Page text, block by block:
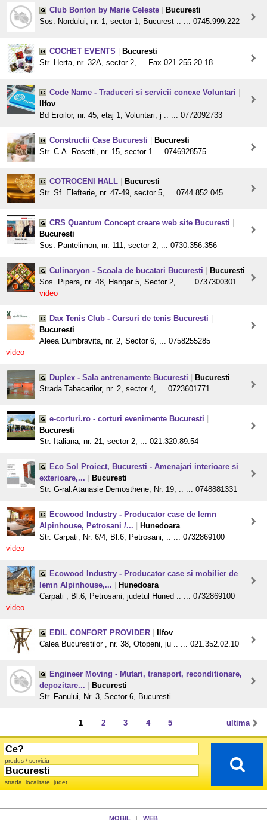
Club Bonton by Marie Celeste
Bucuresti
Sos. Nordului, nr. 1, sector 1, Bucurest .. ... 0745.999.222
COCHET EVENTS
Bucuresti
Str. Herta, nr. 32A, sector 2, ... Fax 021.255.20.18
Code Name - Traduceri si servicii conexe Voluntari
Ilfov
Bd Eroilor, nr. 45, etaj 1, Voluntari, j .. ... 0772092733
Constructii Case Bucuresti
Bucuresti
Str. C.A. Rosetti, nr. 15, sector 1 ... 0746928575
COTROCENI HALL
Bucuresti
Str. Sf. Elefterie, nr. 47-49, sector 5, ... 0744.852.045
CRS Quantum Concept creare web site Bucuresti
Bucuresti
Sos. Pantelimon, nr. 111, sector 2, ... 0730.356.356
Culinaryon - Scoala de bucatari Bucuresti
Bucuresti
Sos. Pipera, nr. 48, Hangar 5, Sector 2, .. ... 0737300301
video
Dax Tenis Club - Cursuri de tenis Bucuresti
Bucuresti
Aleea Dumbravita, nr. 2, Sector 6, ... 0758255285
video
Duplex - Sala antrenamente Bucuresti
Bucuresti
Strada Tabacarilor, nr. 2, sector 4, ... 0723601771
e-corturi.ro - corturi evenimente Bucuresti
Bucuresti
Str. Italiana, nr. 21, sector 2, ... 021.320.89.54
Eco Sol Proiect, Bucuresti - Amenajari interioare si
exterioare,...
Bucuresti
Str. G-ral.Atanasie Demosthene, Nr. 19, .. ... 0748881331
Ecowood Industry - Producator case de lemn
Alpinhouse, Petrosani /...
Hunedoara
Str. Carpati, Nr. 6/4, Bl.6, Petrosani, .. ... 0732869100
video
Ecowood Industry - Producator case si mobilier de
lemn Alpinhouse,...
Hunedoara
Carpati , Bl.6, Petrosani, judetul Huned .. ... 0732869100
video
EDIL CONFORT PROVIDER
Ilfov
Calea Bucurestilor , nr. 38, Otopeni, ju .. ... 021.352.02.10
Engineer Moving - Mutari, transport, reconditionare,
depozitare...
Bucuresti
Str. Fanului, Nr. 3, Sector 6, Bucuresti
ultima
1 2 3 4 5
produs / serviciu
strada, localitate, judet
MOBIL WEB